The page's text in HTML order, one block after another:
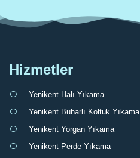
Hizmetler
Yenikent Halı Yıkama
Yenikent Buharlı Koltuk Yıkama
Yenikent Yorgan Yıkama
Yenikent Perde Yıkama